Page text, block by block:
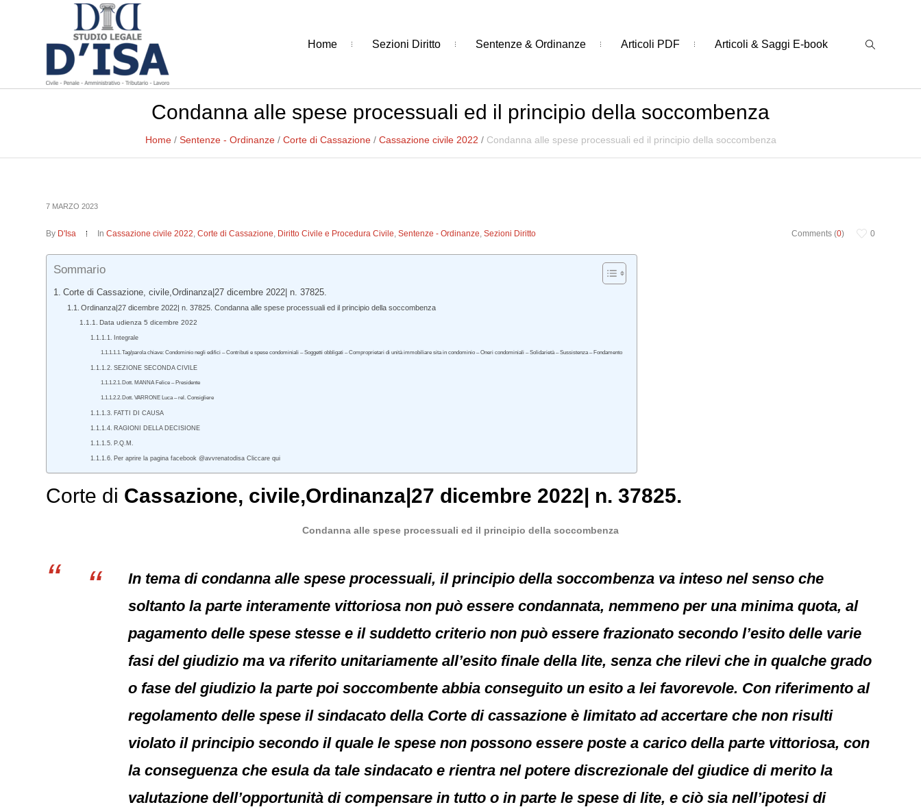
Home Sezioni Diritto Sentenze & Ordinanze Articoli PDF Articoli & Saggi E-book
Condanna alle spese processuali ed il principio della soccombenza
Home / Sentenze - Ordinanze / Corte di Cassazione / Cassazione civile 2022 / Condanna alle spese processuali ed il principio della soccombenza
7 MARZO 2023
Comments (0) 0
By D'Isa InCassazione civile 2022,Corte di Cassazione, Diritto Civile e Procedura Civile,Sentenze - Ordinanze,Sezioni Diritto
Sommario
Corte di Cassazione, civile,Ordinanza|27 dicembre 2022| n. 37825.
Ordinanza|27 dicembre 2022| n. 37825. Condanna alle spese processuali ed il principio della soccombenza
Data udienza 5 dicembre 2022
Integrale
Tag/parola chiave: Condominio negli edifici – Contributi e spese condominiali – Soggetti obbligati – Comproprietari di unità immobiliare sita in condominio – Oneri condominiali – Solidarietà – Sussistenza – Fondamento
SEZIONE SECONDA CIVILE
Dott. MANNA Felice – Presidente
Dott. VARRONE Luca – rel. Consigliere
FATTI DI CAUSA
RAGIONI DELLA DECISIONE
P.Q.M.
Per aprire la pagina facebook @avvrenatodisa Cliccare qui
Corte di Cassazione, civile,Ordinanza|27 dicembre 2022| n. 37825.
Condanna alle spese processuali ed il principio della soccombenza
In tema di condanna alle spese processuali, il principio della soccombenza va inteso nel senso che
soltanto la parte interamente vittoriosa non può essere condannata, nemmeno per una minima quota, al
pagamento delle spese stesse e il suddetto criterio non può essere frazionato secondo l’esito delle varie
fasi del giudizio ma va riferito unitariamente all’esito finale della lite, senza che rilevi che in qualche grado
o fase del giudizio la parte poi soccombente abbia conseguito un esito a lei favorevole. Con riferimento al
regolamento delle spese il sindacato della Corte di cassazione è limitato ad accertare che non risulti
violato il principio secondo il quale le spese non possono essere poste a carico della parte vittoriosa, con
la conseguenza che esula da tale sindacato e rientra nel potere discrezionale del giudice di merito la
valutazione dell’opportunità di compensare in tutto o in parte le spese di lite, e ciò sia nell’ipotesi di